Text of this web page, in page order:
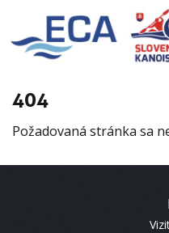
404
Požadovaná stránka sa